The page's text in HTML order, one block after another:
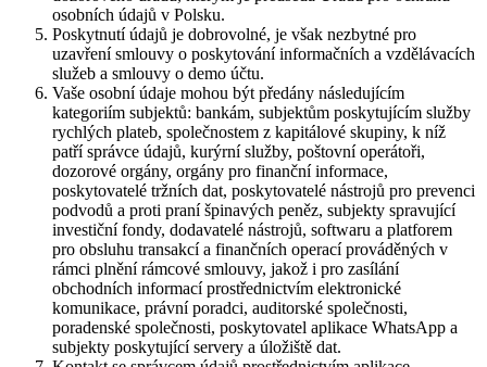
osobních údajů v Polsku.
Poskytnutí údajů je dobrovolné, je však nezbytné pro
uzavření smlouvy o poskytování informačních a vzdělávacích
služeb a smlouvy o demo účtu.
Vaše osobní údaje mohou být předány následujícím
kategoriím subjektů: bankám, subjektům poskytujícím služby
rychlých plateb, společnostem z kapitálové skupiny, k níž
patří správce údajů, kurýrní služby, poštovní operátoři,
dozorové orgány, orgány pro finanční informace,
poskytovatelé tržních dat, poskytovatelé nástrojů pro prevenci
podvodů a proti praní špinavých peněz, subjekty spravující
investiční fondy, dodavatelé nástrojů, softwaru a platforem
pro obsluhu transakcí a finančních operací prováděných v
rámci plnění rámcové smlouvy, jakož i pro zasílání
obchodních informací prostřednictvím elektronické
komunikace, právní poradci, auditorské společnosti,
poradenské společnosti, poskytovatel aplikace WhatsApp a
subjekty poskytující servery a úložiště dat.